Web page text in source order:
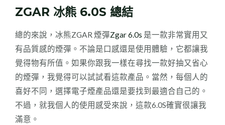
ZGAR 冰熊 6.0S 總結
總的來說，冰熊ZGAR 煙彈Zgar 6.0s 是一款非常實用又
有品質感的煙彈。不論是口感還是使用體驗，它都讓我
覺得物有所值。如果你跟我一樣在尋找一款好抽又省心
的煙彈，我覺得可以試試看這款產品。當然，每個人的
喜好不同，選擇電子煙產品還是要找到最適合自己的。
不過，就我個人的使用感受來說，這款6.0S確實很讓我
滿意。